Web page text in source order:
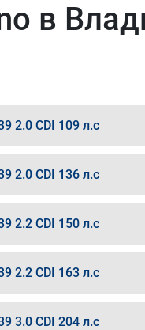
в
2.0 CDI 109 л.с
2.0 CDI 136 л.с
2.2 CDI 150 л.с
2.2 CDI 163 л.с
3.0 CDI 204 л.с